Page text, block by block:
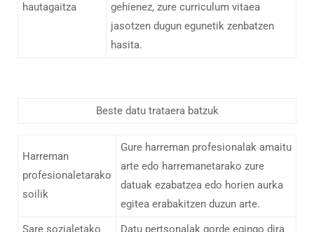
hautagaitza
gehienez, zure curriculum vitaea
jasotzen dugun egunetik zenbatzen
hasita.
Beste datu trataera batzuk
Harreman
profesionaletarako
soilik
Gure harreman profesionalak amaitu
arte edo harremanetarako zure
datuak ezabatzea edo horien aurka
egitea erabakitzen duzun arte.
Sare sozialetako
Datu pertsonalak gorde egingo dira